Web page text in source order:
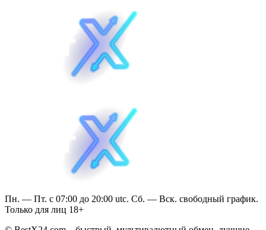
Пн. — Пт. с 07:00 до 20:00 utc. Сб. — Вск. свободный график.
Только для лиц 18+